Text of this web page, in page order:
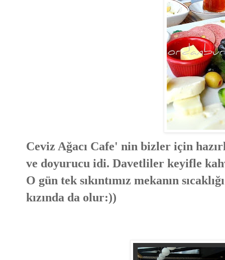
Ceviz Ağacı Cafe' nin bizler için
ve doyurucu idi. Davetliler keyifle
O gün tek sıkıntımız mekanın
kızında da olur:))